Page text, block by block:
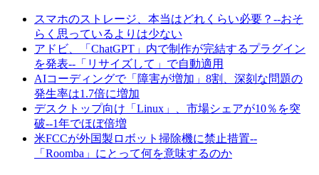
スマホのストレージ、本当はどれくらい必要？--おそ
らく思っているよりは少ない
アドビ、「ChatGPT」内で制作が完結するプラグイン
を発表--「リサイズして」で自動適用
AIコーディングで「障害が増加」8割、深刻な問題の
発生率は1.7倍に増加
デスクトップ向け「Linux」、市場シェアが10％を突
破--1年でほぼ倍増
米FCCが外国製ロボット掃除機に禁止措置--
「Roomba」にとって何を意味するのか